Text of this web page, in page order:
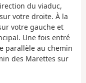
du viaduc,
votre droite. À la
votre gauche et
Une fois entré
parallèle au chemin
des Marettes sur